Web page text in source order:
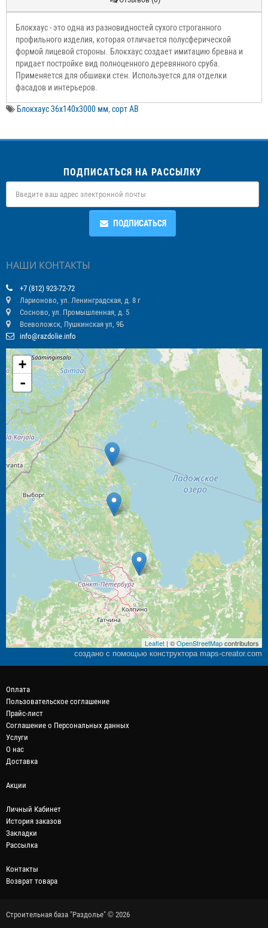
Блокхаус - это одна из разновидностей сухого строганного
профильного изделия, которая отличается полусферической
формой лицевой стороны. Блокхаус создает имитацию бревна и
придает постройке вид полноценного деревянного сруба.
Применяется для обшивки стен. Используется для отделки
фасадов и интерьеров.
Блокхаус 36х140х3000 мм, сорт АВ
ПОДПИСАТЬСЯ НА РАССЫЛКУ
ПОДПИСАТЬСЯ
НАШИ КОНТАКТЫ
+7 (812) 923-72-72
Ларионово, ул. Ленинградская, д. 8 г
Сосново, ул. Промышленная, д. 5
Всеволожск, Пушкинская ул, 9Б
info@razdolie.info
+
-
Leaflet| ©OpenStreetMapcontributors
создано с помощью конструктора maps-creator.com
Оплата
Пользовательское соглашение
Прайс-лист
Соглашение о Персональных данных
Услуги
О нас
Доставка
Акции
Личный Кабинет
История заказов
Закладки
Рассылка
Контакты
Возврат товара
Строительная база "Раздолье" © 2026